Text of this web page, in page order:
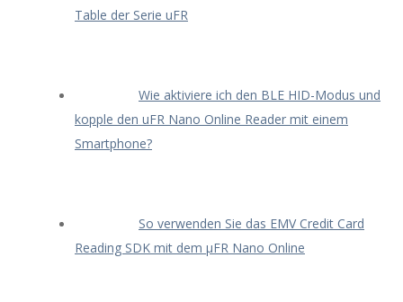
Table der Serie uFR
Wie aktiviere ich den BLE HID-Modus und
kopple den uFR Nano Online Reader mit einem
Smartphone?
So verwenden Sie das EMV Credit Card
Reading SDK mit dem μFR Nano Online